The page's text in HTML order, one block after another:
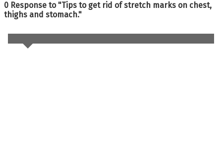
0 Response to "Tips to get rid of stretch marks on chest,
thighs and stomach."